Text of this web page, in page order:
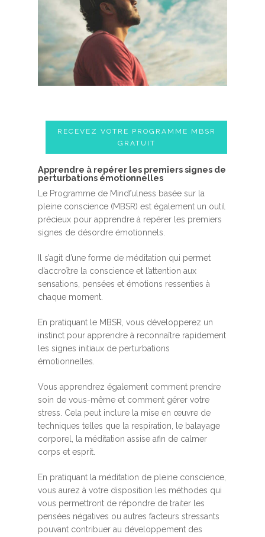
RECEVEZ VOTRE PROGRAMME MBSR
GRATUIT
A​pprendre à repérer les premiers signes de
perturbations émotionnelles
Le Programme de Mindfulness basée sur la
pleine conscience (MBSR) est également un outil
précieux pour apprendre à repérer les premiers
signes de désordre émotionnels.
Il s’agit d’une forme de méditation qui permet
d’accroître la conscience et l’attention aux
sensations, pensées et émotions ressenties à
chaque moment.
En pratiquant le MBSR, vous développerez un
instinct pour apprendre à reconnaître rapidement
les signes initiaux de perturbations
émotionnelles.
Vous apprendrez également comment prendre
soin de vous-même et comment gérer votre
stress. Cela peut inclure la mise en œuvre de
techniques telles que la respiration, le balayage
corporel, la méditation assise afin de calmer
corps et esprit.
En pratiquant la méditation de pleine conscience,
vous aurez à votre disposition les méthodes qui
vous permettront de répondre de traiter les
pensées négatives ou autres facteurs stressants
pouvant contribuer au développement des